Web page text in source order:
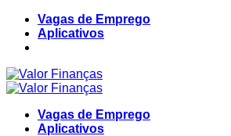
Skip
content
Vagas de Emprego
Aplicativos
Vagas de Emprego
Aplicativos